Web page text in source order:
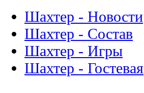
Шахтер - Новости
Шахтер - Состав
Шахтер - Игры
Шахтер - Гостевая